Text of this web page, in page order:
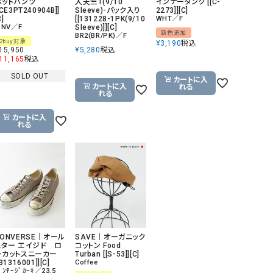
ットパンツ
／F
2buy対象
15,950
税込
SOLD OUT
カートに入
れる
入天竺T(9/10
Sleeve)-パック入り
[[131228-1PK(9/10
Sleeve)]][C]
BR2(BR/PK)／F
¥5,280税込
カートに入
れる
インナータンク [[C-
2273]][C]
WHT／F
新色追加
¥3,190税込
カートに入
れる
｜オール
ター エイジド ロ
カットスニーカー
ﾝﾃｰｼﾞｶｰｷ／23.5
SAVE｜オーガニック
コットン Food
Turban [[S-53]][C]
Coffee